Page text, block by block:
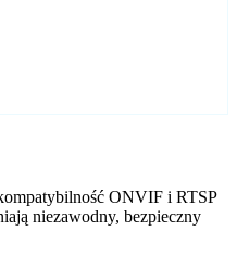
ONVIF i RTSP
niezawodny, bezpieczny